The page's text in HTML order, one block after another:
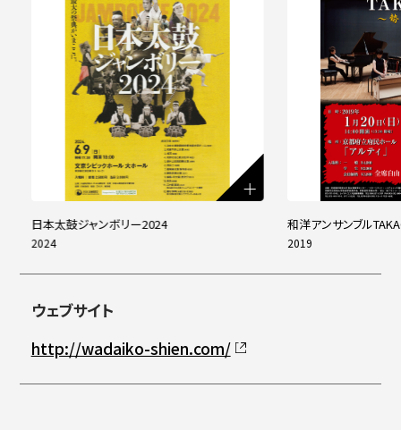
日本太鼓ジャンボリー2024
2024
和洋アンサンブル
2019
ウェブサイト
http://wadaiko-shien.com/